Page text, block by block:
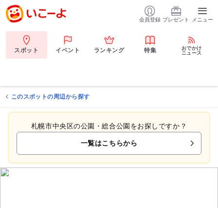
会員登録 プレゼント メニュー
スポット イベント ランキング 特集
おでかけ
ニュース
このスポットの周辺から探す
札幌市中央区の公園・総合公園をお探しですか？
一覧はこちらから